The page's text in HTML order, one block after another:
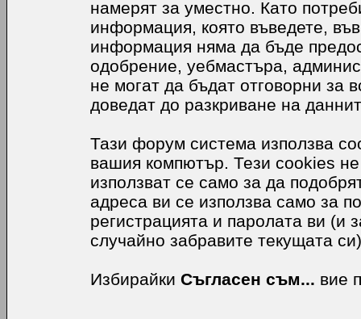
намерят за уместно. Като
информация, която въведете,
информация няма да бъде
одобрение, уебмастъра,
не могат да бъдат отговорни за
доведат до разкриване на
Тази форум система използва
вашия компютър. Тези cookies
използват се само за да
адреса ви се използва само за
регистрацията и паролата ви (и
случайно забравите текущата
Избирайки Съгласен съм... вие